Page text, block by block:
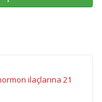
ilaçlarına 21